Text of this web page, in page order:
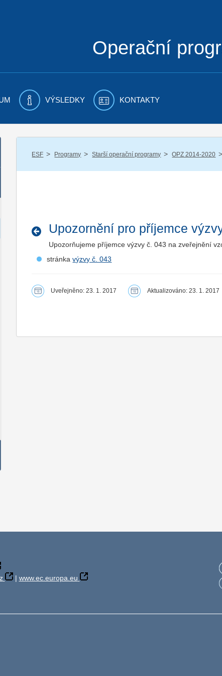
Operační
VÝSLEDKY KONTAKTY
ESF / Programy / Starší operační programy / OPZ 2014-2020 /
Upozornění pro příjemce
Upozorňujeme příjemce výzvy č. 043 na zveřejnění
stránkavýzvy č. 043
Uveřejněno: 23. 1. 2017 Aktualizováno: 23. 1. 2017
| www.ec.europa.eu